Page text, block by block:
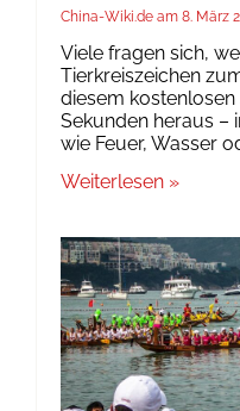
China-Wiki.de 8. März
Viele fragen sich,
Tierkreiszeichen
diesem
Sekunden heraus –
wie Feuer, Wasser
Weiterlesen »